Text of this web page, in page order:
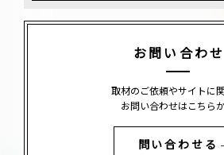
お問い合わせ
取材のご依頼やサイトに
お問い合わせはこちら
問い合わせる